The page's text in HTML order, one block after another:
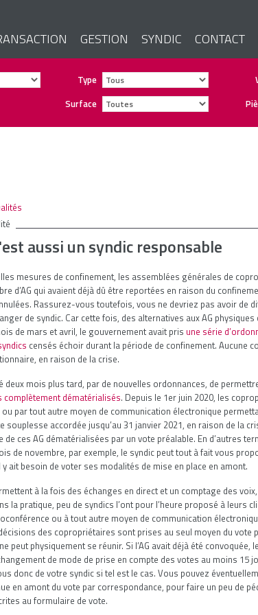
GESTION SYNDIC CONTACT
Type
Surface
aussi un syndic responsable
mesures de confinement, les assemblées générales de
d’AG qui avaient déjà dû être reportées en raison du
Rassurez-vous toutefois, vous ne devriez pas avoir de
de syndic. Car cette fois, des alternatives aux AG
de mars et avril, le gouvernement avait pris une série
censés échoir durant la période de confinement. Aucune
en raison de la crise.
deux mois plus tard, par de nouvelles ordonnances, de
complètement dématérialisés. Depuis le 1er juin 2020, les
par tout autre moyen de communication électronique
souplesse accordée jusqu’au 31 janvier 2021, en raison de la
ces AG dématérialisées par un vote préalable. En d’autres
de novembre, par exemple, le syndic peut tout à fait vous
ait besoin de voter ses modalités de mise en place en amont.
à la fois des échanges en direct et un comptage des
la pratique, peu de syndics l’ont pour l’heure proposé à leurs
ou à tout autre moyen de communication
des copropriétaires sont prises au seul moyen du vote
peut physiquement se réunir. Si l’AG avait déjà été
de mode de prise en compte des votes au moins 15
donc de votre syndic si tel est le cas. Vous pouvez
en amont du vote par correspondance, pour faire un peu de
au formulaire de vote.